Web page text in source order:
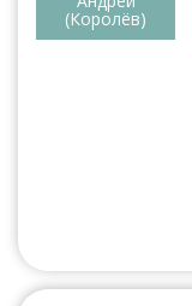
(Королёв)